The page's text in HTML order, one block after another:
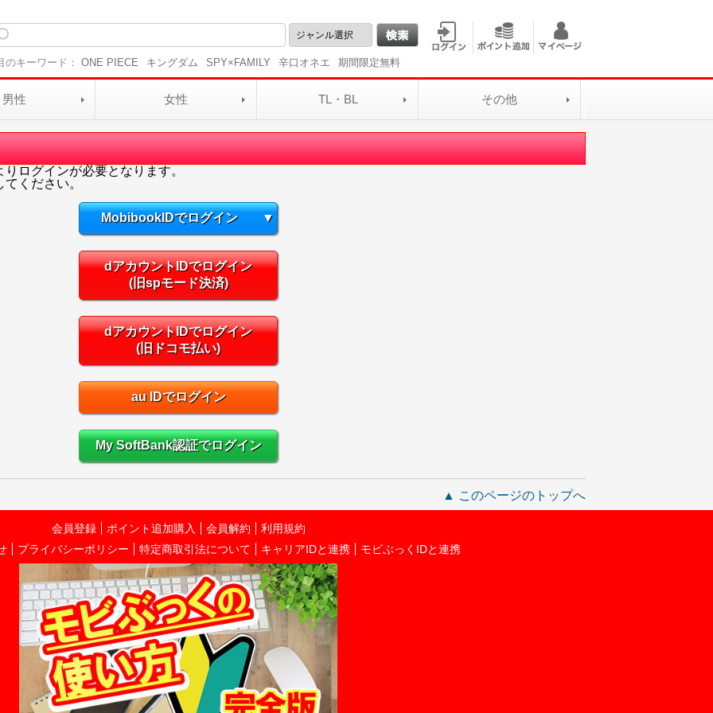
のキーワード： ONE PIECE キングダム SPY×FAMILY 辛口オネエ 期間限定無料
男性 女性 TL・BL その他
ログインが必要となります。
ください。
MobibookIDでログイン ▼
dアカウントIDでログイン
(旧spモード決済)
dアカウントIDでログイン
(旧ドコモ払い)
au IDでログイン
My SoftBank認証でログイン
▲ このページのトップへ
会員登録 ポイント追加購入 会員解約
利用規約
プライバシーポリシー 特定商取引法について キャリアIDと連携 モビぶっくIDと連携